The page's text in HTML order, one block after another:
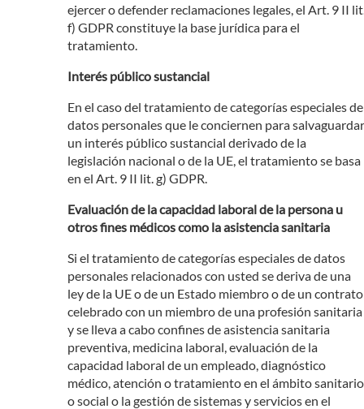
ejercer o defender reclamaciones legales, el Art. 9 II
f) GDPR constituye la base jurídica para el
tratamiento.
Interés público sustancial
En el caso del tratamiento de categorías especiales de
datos personales que le conciernen para salvaguardar
un interés público sustancial derivado de la
legislación nacional o de la UE, el tratamiento se basa
en el Art. 9 II lit. g) GDPR.
Evaluación de la capacidad laboral de la persona u
otros fines médicos como la asistencia sanitaria
Si el tratamiento de categorías especiales de datos
personales relacionados con usted se deriva de una
ley de la UE o de un Estado miembro o de un contrato
celebrado con un miembro de una profesión sanitaria
y se lleva a cabo confines de asistencia sanitaria
preventiva, medicina laboral, evaluación de la
capacidad laboral de un empleado, diagnóstico
médico, atención o tratamiento en el ámbito sanitario
o social o la gestión de sistemas y servicios en el